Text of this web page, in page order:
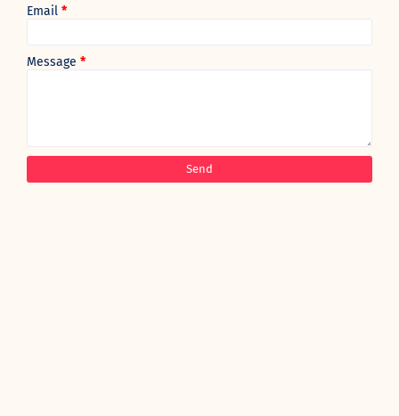
Email *
Message *